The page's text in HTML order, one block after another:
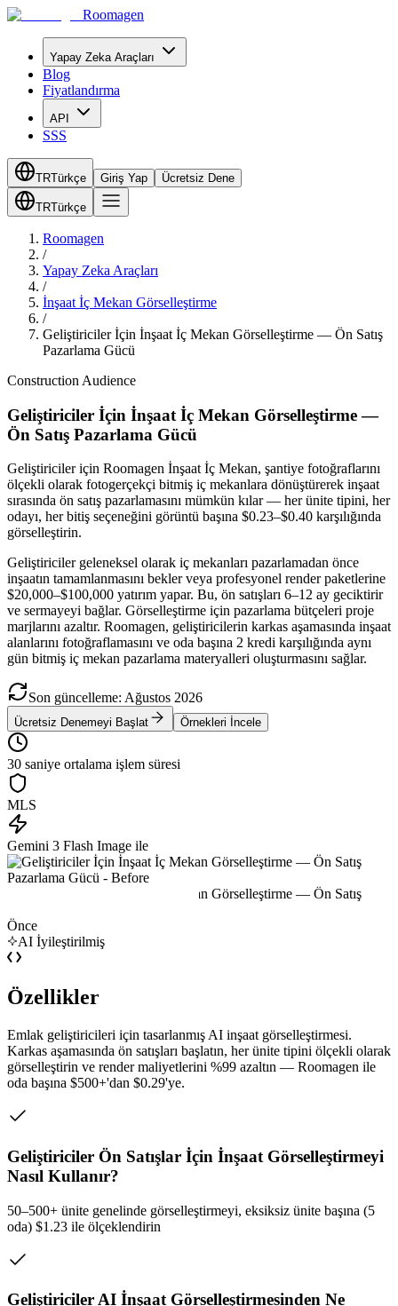
Roomagen
Yapay Zeka Araçları
Blog
Fiyatlandırma
API
SSS
TRTürkçe Giriş Yap Ücretsiz Dene
TRTürkçe
Roomagen
/
Yapay Zeka Araçları
/
İnşaat İç Mekan Görselleştirme
/
Geliştiriciler İçin İnşaat İç Mekan Görselleştirme — Ön Satış
Pazarlama Gücü
Construction Audience
Geliştiriciler İçin İnşaat İç Mekan Görselleştirme —
Ön Satış Pazarlama Gücü
Geliştiriciler için Roomagen İnşaat İç Mekan, şantiye fotoğraflarını
ölçekli olarak fotogerçekçi bitmiş iç mekanlara dönüştürerek inşaat
sırasında ön satış pazarlamasını mümkün kılar — her ünite tipini, her
odayı, her bitiş seçeneğini görüntü başına $0.23–$0.40 karşılığında
görselleştirin.
Geliştiriciler geleneksel olarak iç mekanları pazarlamadan önce
inşaatın tamamlanmasını bekler veya profesyonel render paketlerine
$20,000–$100,000 yatırım yapar. Bu, ön satışları 6–12 ay geciktirir
ve sermayeyi bağlar. Görselleştirme için pazarlama bütçeleri proje
marjlarını azaltır. Roomagen, geliştiricilerin karkas aşamasında inşaat
alanlarını fotoğraflamasını ve oda başına 2 kredi karşılığında aynı
gün bitmiş iç mekan pazarlama materyalleri oluşturmasını sağlar.
Son güncelleme: Ağustos 2026
Ücretsiz Denemeyi Başlat Örnekleri İncele
30 saniye ortalama işlem süresi
MLS
Gemini 3 Flash Image ile
Önce
AI İyileştirilmiş
Özellikler
Emlak geliştiricileri için tasarlanmış AI inşaat görselleştirmesi.
Karkas aşamasında ön satışları başlatın, her ünite tipini ölçekli olarak
görselleştirin ve render maliyetlerini %99 azaltın — Roomagen ile
oda başına $500+'dan $0.29'ye.
Geliştiriciler Ön Satışlar İçin İnşaat Görselleştirmeyi
Nasıl Kullanır?
50–500+ ünite genelinde görselleştirmeyi, eksiksiz ünite başına (5
oda) $1.23 ile ölçeklendirin
Geliştiriciler AI İnşaat Görselleştirmesinden Ne